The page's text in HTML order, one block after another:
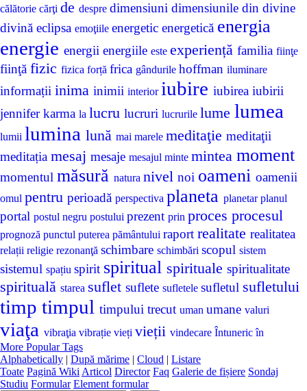
călătorie cărţi de despre dimensiuni dimensiunile din divine
divină eclipsa emoţiile energetic energetică energia
energie energii energiile este experiență familia fiinţe
fiinţă fizic fizica forță frica gândurile hoffman iluminare
informații inima inimii interior iubire iubirea iubirii
jenniferkarma la lucru lucruri lucrurile lume lumea
lumii lumina lună mai marele meditaţie meditaţii
meditația mesaj mesaje mesajul minte mintea moment
momentul măsură natura nivel noi oameni oamenii
omul pentru perioadă perspectiva planeta planetarplanul
portal postul negru postului prezent prin proces procesul
prognoză punctul puterea pământului raport realitate realitatea
relații religie rezonanţă schimbare schimbări scopul sistem
sistemul spațiu spirit spiritual spirituale spiritualitate
spirituală starea suflet suflete sufletele sufletul sufletului
timp timpul timpului trecut uman umane valuri
viaţa vibraţia vibrație vieți vieții vindecare Întunericîn
More Popular Tags
Alphabetically | După mărime | Cloud | Listare
Toate Pagină Wiki Articol Director Faq Galerie de fișiere Sondaj
Studiu Formular Element formular